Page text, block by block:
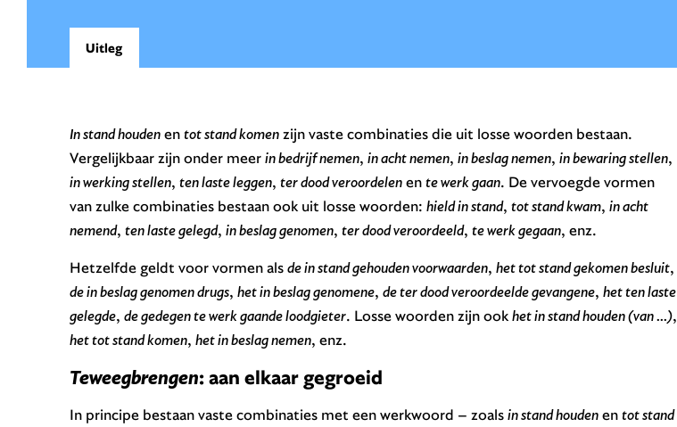
Uitleg
In stand houdenentot stand komenzijn vaste combinaties die uit losse woorden bestaan.
Vergelijkbaar zijn onder meerin bedrijf nemen, in acht nemen, in beslag nemen, in bewaring stellen,
in werking stellen, ten laste leggen, ter dood veroordelenente werk gaan. De vervoegde vormen
van zulke combinaties bestaan ook uit losse woorden: hield in stand, tot stand kwam, in acht
nemend, ten laste gelegd, in beslag genomen, ter dood veroordeeld, te werk gegaan, enz.
Hetzelfde geldt voor vormen alsde in stand gehouden voorwaarden, het tot stand gekomen besluit,
de in beslag genomen drugs, het in beslag genomene, de ter dood veroordeelde gevangene, het ten laste
gelegde, de gedegen te werk gaande loodgieter. Losse woorden zijn ookhet in stand houden (van ...),
het tot stand komen, het in beslag nemen, enz.
Teweegbrengen: aan elkaar gegroeid
In principe bestaan vaste combinaties met een werkwoord – zoalsin stand houdenentot stand